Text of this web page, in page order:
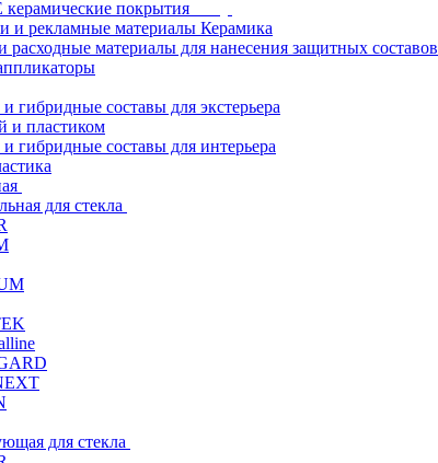
покрытия
и рекламные материалы Керамика
материалы для нанесения защитных составов
гибридные составы для экстерьера
и пластиком
гибридные составы для интерьера
для стекла
для стекла